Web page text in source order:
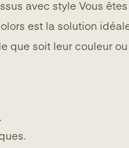
avec style Vous
est la solution
que soit leur couleur ou